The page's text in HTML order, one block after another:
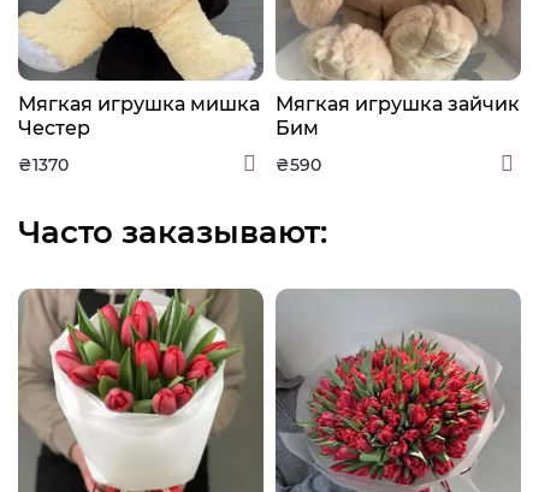
Мягкая игрушка мишка
Честер
₴1370
Мягкая игрушка зайчик
Бим
₴590
Часто заказывают: